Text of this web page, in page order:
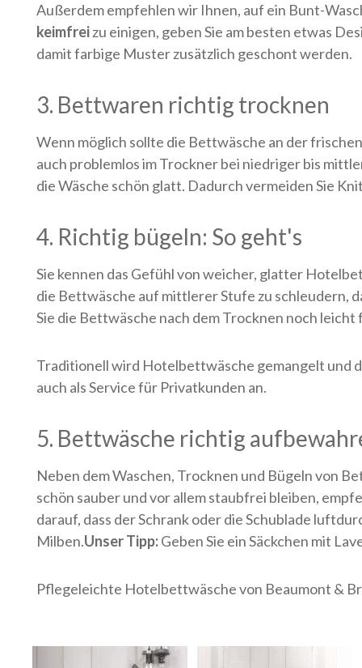
Außerdem empfehlen wir Ihnen, auf ein Bunt-
keimfreizu einigen, geben Sie am besten etwas
damit farbige Muster zusätzlich geschont werden.
3. Bettwaren richtig trocknen
Wenn möglich sollte die Bettwäsche an der
auch problemlos im Trockner bei niedriger bis
die Wäsche schön glatt. Dadurch vermeiden Sie
4. Richtig bügeln: So geht's
Sie kennen das Gefühl von weicher, glatter
die Bettwäsche auf mittlerer Stufe zu schleudern,
Sie die Bettwäsche nach dem Trocknen noch
Traditionell wird Hotelbettwäsche gemangelt und
auch als Service für Privatkunden an.
5. Bettwäsche richtig
Neben dem Waschen, Trocknen und Bügeln von
schön sauber und vor allem staubfrei bleiben,
darauf, dass der Schrank oder die Schublade
Milben.Unser Tipp:Geben Sie ein Säckchen mit
Pflegeleichte Hotelbettwäsche von Beaumont &